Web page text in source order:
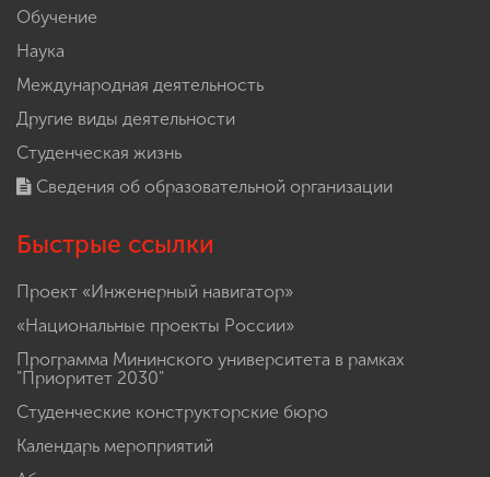
Обучение
Наука
Международная деятельность
Другие виды деятельности
Студенческая жизнь
Сведения об образовательной организации
Быстрые ссылки
Проект «Инженерный навигатор»
«Национальные проекты России»
Программа Мининского университета в рамках
"Приоритет 2030"
Студенческие конструкторские бюро
Календарь мероприятий